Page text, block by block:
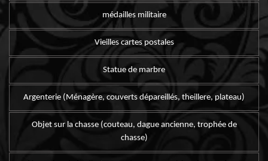
médailles militaire
Vieilles cartes postales
Statue de marbre
Argenterie (Ménagère, couverts dépareillés, theillere, plateau)
Objet sur la chasse (couteau, dague ancienne, trophée de
chasse)